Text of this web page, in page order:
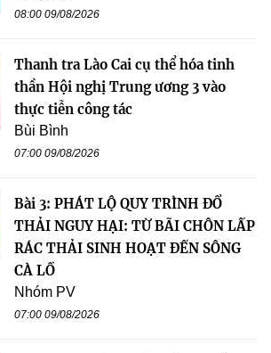
08:00 09/08/2026
Thanh tra Lào Cai cụ thể hóa tinh
thần Hội nghị Trung ương 3 vào
thực tiễn công tác
Bùi Bình
07:00 09/08/2026
Bài 3: PHÁT LỘ QUY TRÌNH ĐỔ
THẢI NGUY HẠI: TỪ BÃI CHÔN LẤP
RÁC THẢI SINH HOẠT ĐẾN SÔNG
CÀ LỒ
Nhóm PV
07:00 09/08/2026